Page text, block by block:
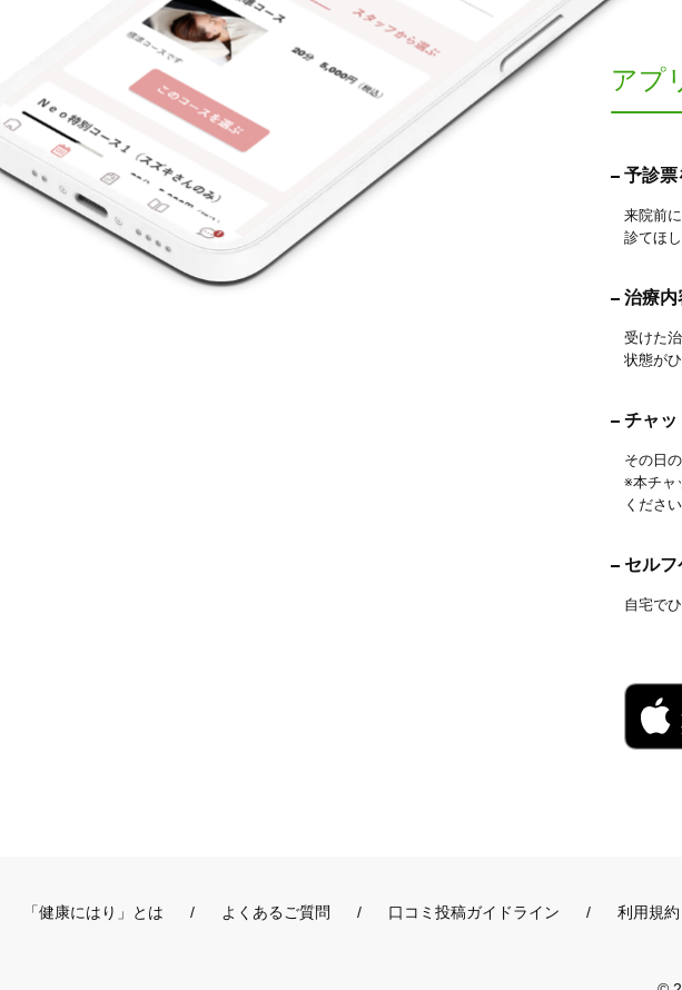
アプ
予診票
来院前
診てほ
治療内
受けた
状態が
チャッ
その日
※本チャ
ください
セルフ
自宅で
「健康にはり」とは よくあるご質問 口コミ投稿ガイドライン 利用規約